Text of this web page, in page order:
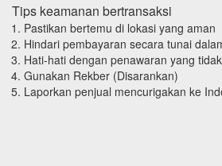
Tips keamanan bertransaksi
Pastikan bertemu di lokasi yang aman
Hindari pembayaran secara tunai
Hati-hati dengan penawaran yang
Gunakan Rekber (Disarankan)
Laporkan penjual mencurigakan ke